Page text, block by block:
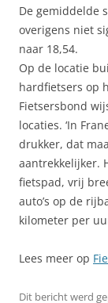
De gemiddelde
overigens niet
naar 18,54.
Op de locatie
hardfietsers op
Fietsersbond
locaties. ‘In
drukker, dat
aantrekkelijker.
fietspad, vrij
auto’s op de
kilometer per
Lees meer op
Dit bericht werd